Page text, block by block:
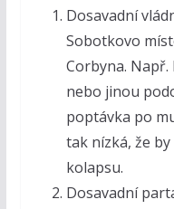
Dosavadní
Sobotkovo
Corbyna. Např.
nebo jinou
poptávka po
tak nízká, že
kolapsu.
Dosavadní